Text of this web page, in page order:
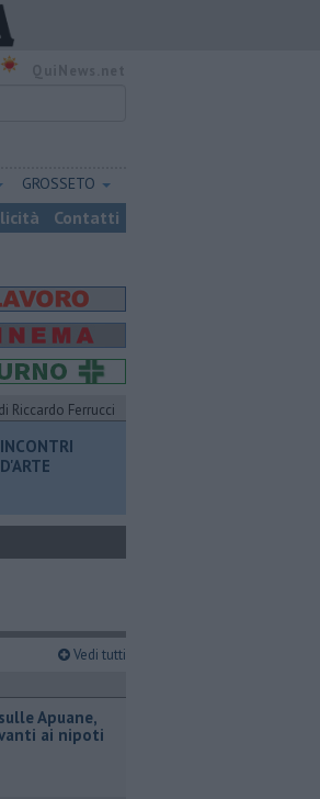
GROSSETO
Contatti
di Riccardo Ferrucci
INCONTRI
D'ARTE
Vedi tutti
Apuane,
ai nipoti